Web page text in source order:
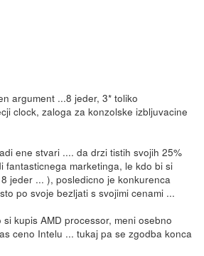
argument ...8 jeder, 3* toliko
clock, zaloga za konzolske izbljuvacine
ene stvari .... da drzi tistih svojih 25%
fantasticnega marketinga, le kdo bi si
jeder ... ), posledicno je konkurenca
po svoje bezljati s svojimi cenami ...
kupis AMD processor, meni osebno
ceno Intelu ... tukaj pa se zgodba konca